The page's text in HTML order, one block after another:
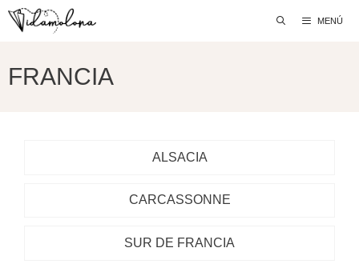
Saltar
MENÚ
FRANCIA
ALSACIA
CARCASSONNE
SUR DE FRANCIA